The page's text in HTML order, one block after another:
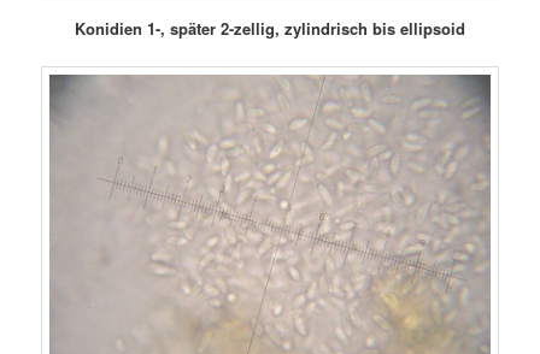
Konidien 1-, später 2-zellig, zylindrisch bis ellipsoid